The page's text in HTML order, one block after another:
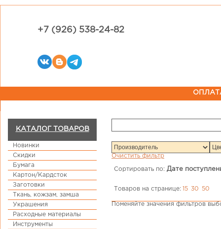
+7 (926) 538-24-82
КАТАЛОГ ТОВАРОВ
Новинки
Скидки
Бумага
Картон/Кардсток
Заготовки
Ткань, кожзам, замша
Украшения
Расходные материалы
Инструменты
Очистить фильтр
Сортировать по: Дате
Товаров на странице: 15 30 50
Поменяйте значения фильтров